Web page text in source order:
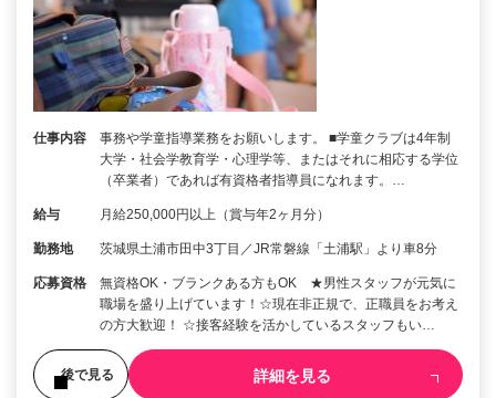
仕事内容
事務や学童指導業務をお願いします。 ■学童クラブは4年制
大学・社会学教育学・心理学等、またはそれに相応する学位
（卒業者）であれば有資格者指導員になれます。…
給与 月給250,000円以上（賞与年2ヶ月分）
勤務地 茨城県土浦市田中3丁目／JR常磐線「土浦駅」より車8分
応募資格
無資格OK・ブランクある方もOK ★男性スタッフが元気に
職場を盛り上げています！☆現在非正規で、正職員をお考え
の方大歓迎！ ☆接客経験を活かしているスタッフもい…
後で見る 詳細を見る